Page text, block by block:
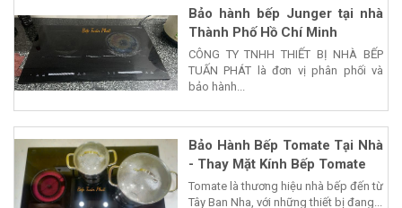
Bảo hành bếp Junger tại nhà
Thành Phố Hồ Chí Minh
CÔNG TY TNHH THIẾT BỊ NHÀ BẾP
TUẤN PHÁT là đơn vị phân phối và
bảo hành...
Bảo Hành Bếp Tomate Tại Nhà
- Thay Mặt Kính Bếp Tomate
Tomate là thương hiệu nhà bếp đến từ
Tây Ban Nha, với những thiết bị đang...